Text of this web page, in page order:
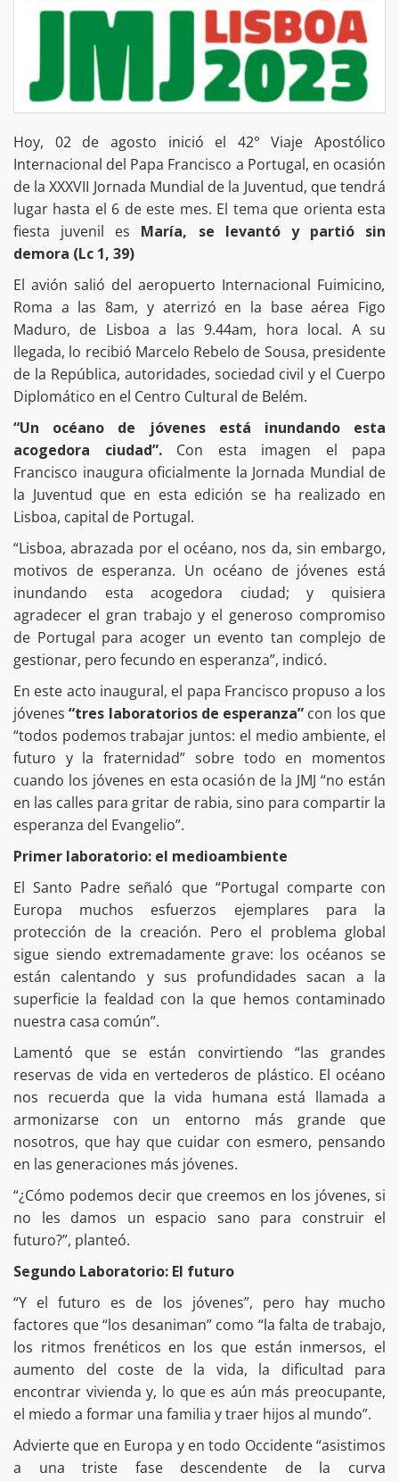
Hoy, 02 de agosto inició el 42° Viaje Apostólico
Internacional del Papa Francisco a Portugal, en ocasión
de la XXXVII Jornada Mundial de la Juventud, que tendrá
lugar hasta el 6 de este mes. El tema que orienta esta
fiesta juvenil es María, se levantó y partió sin
demora (Lc 1, 39)
El avión salió del aeropuerto Internacional Fuimicino,
Roma a las 8am, y aterrizó en la base aérea Figo
Maduro, de Lisboa a las 9.44am, hora local. A su
llegada, lo recibió Marcelo Rebelo de Sousa, presidente
de la República, autoridades, sociedad civil y el Cuerpo
Diplomático en el Centro Cultural de Belém.
“Un océano de jóvenes está inundando esta
acogedora ciudad”.Con esta imagen el papa
Francisco inaugura oficialmente la Jornada Mundial de
la Juventud que en esta edición se ha realizado en
Lisboa, capital de Portugal.
“Lisboa, abrazada por el océano, nos da, sin embargo,
motivos de esperanza. Un océano de jóvenes está
inundando esta acogedora ciudad; y quisiera
agradecer el gran trabajo y el generoso compromiso
de Portugal para acoger un evento tan complejo de
gestionar, pero fecundo en esperanza”, indicó.
En este acto inaugural, el papa Francisco propuso a los
jóvenes“tres laboratorios de esperanza” con los que
“todos podemos trabajar juntos: el medio ambiente, el
futuro y la fraternidad” sobre todo en momentos
cuando los jóvenes en esta ocasión de la JMJ “no están
en las calles para gritar de rabia, sino para compartir la
esperanza del Evangelio”.
Primer laboratorio: el medioambiente
El Santo Padre señaló que “Portugal comparte con
Europa muchos esfuerzos ejemplares para la
protección de la creación. Pero el problema global
sigue siendo extremadamente grave: los océanos se
están calentando y sus profundidades sacan a la
superficie la fealdad con la que hemos contaminado
nuestra casa común”.
Lamentó que se están convirtiendo “las grandes
reservas de vida en vertederos de plástico. El océano
nos recuerda que la vida humana está llamada a
armonizarse con un entorno más grande que
nosotros, que hay que cuidar con esmero, pensando
en las generaciones más jóvenes.
“¿Cómo podemos decir que creemos en los jóvenes, si
no les damos un espacio sano para construir el
futuro?”, planteó.
Segundo Laboratorio: El futuro
“Y el futuro es de los jóvenes”, pero hay mucho
factores que “los desaniman” como “la falta de trabajo,
los ritmos frenéticos en los que están inmersos, el
aumento del coste de la vida, la dificultad para
encontrar vivienda y, lo que es aún más preocupante,
el miedo a formar una familia y traer hijos al mundo”.
Advierte que en Europa y en todo Occidente “asistimos
a una triste fase descendente de la curva